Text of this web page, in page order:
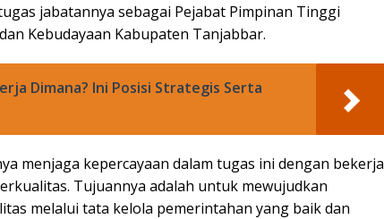
jabatannya sebagai Pejabat Pimpinan Tinggi
Kebudayaan Kabupaten Tanjabbar.
Dimana? Ini Posisi Strategis Serta
menjaga kepercayaan dalam tugas ini dengan bekerja
Tujuannya adalah untuk mewujudkan
melalui tata kelola pemerintahan yang baik dan